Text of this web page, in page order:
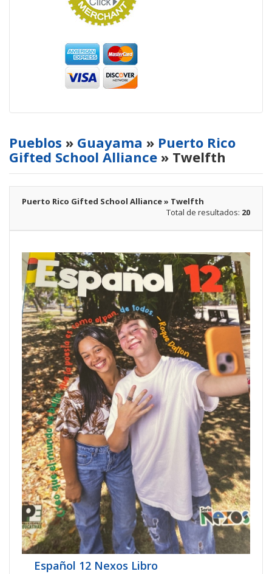
Pueblos » Guayama » Puerto Rico
Gifted School Alliance » Twelfth
Puerto Rico Gifted School Alliance » Twelfth
Total de resultados: 20
Español 12 Nexos Libro